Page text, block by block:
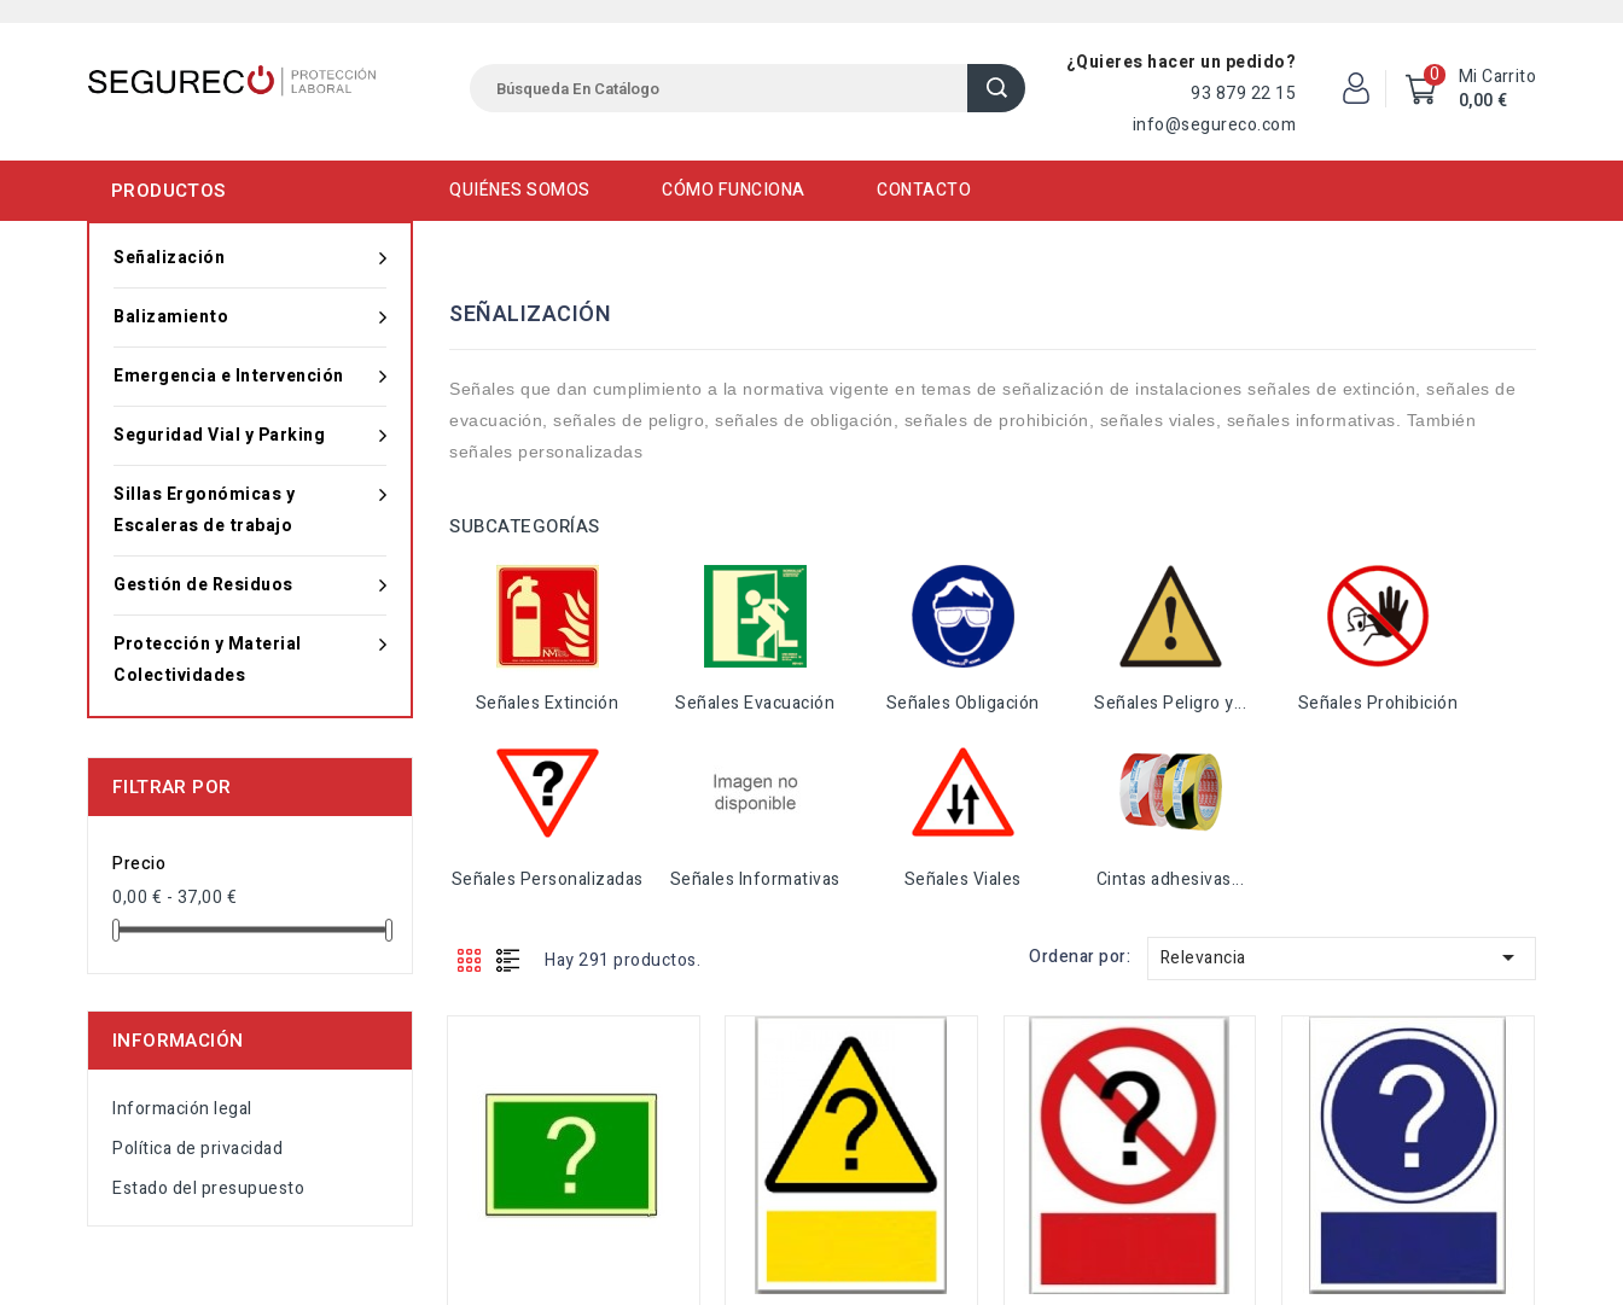
Mi Carrito
0
0,00 €
¿Quieres hacer un pedido?
93 879 22 15
info@segureco.com
QUIÉNES SOMOS CÓMO FUNCIONA CONTACTO
PRODUCTOS
Señalización
Balizamiento
Emergencia e Intervención
Seguridad Vial y Parking
Sillas Ergonómicas y
Escaleras de trabajo
Gestión de Residuos
Protección y Material
Colectividades
FILTRAR POR
Precio
0,00 € - 37,00 €
INFORMACIÓN
Información legal
Política de privacidad
Estado del presupuesto
SEÑALIZACIÓN
Señales que dan cumplimiento a la normativa vigente en temas de señalización de instalaciones señales de extinción, señales de
evacuación, señales de peligro, señales de obligación, señales de prohibición, señales viales, señales informativas. También
señales personalizadas
SUBCATEGORÍAS
Señales Extinción Señales Evacuación Señales Obligación Señales Peligro y... Señales Prohibición
Señales Personalizadas Señales Informativas Señales Viales Cintas adhesivas...
Hay 291 productos. Ordenar por: Relevancia 